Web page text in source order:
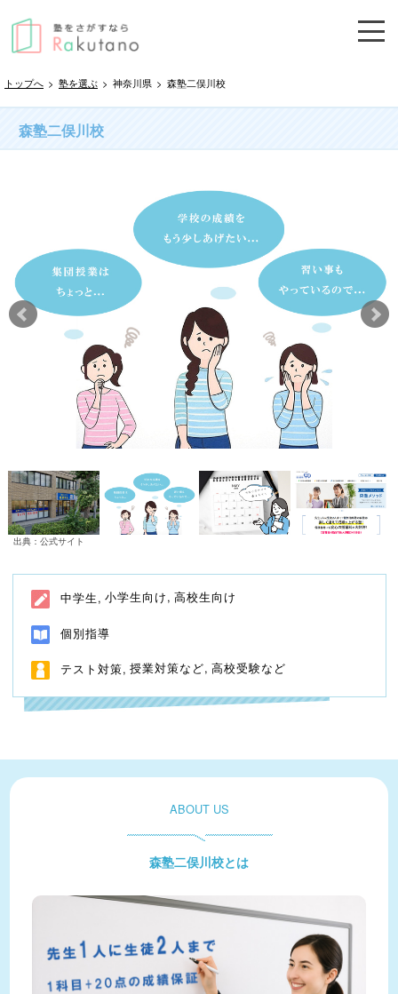
トップへ > 塾を選ぶ > 神奈川県 > 森塾二俣川校
森塾二俣川校
出典：公式サイト
中学生 小学生向け 高校生向け
個別指導
テスト対策 授業対策など 高校受験など
ABOUT US
森塾二俣川校とは